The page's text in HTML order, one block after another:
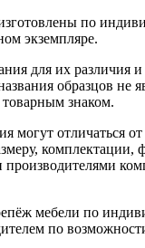
по
экземпляре.
для их различия и
образцов не
знаком.
могут отличаться
комплектации,
производителями
мебели по
по